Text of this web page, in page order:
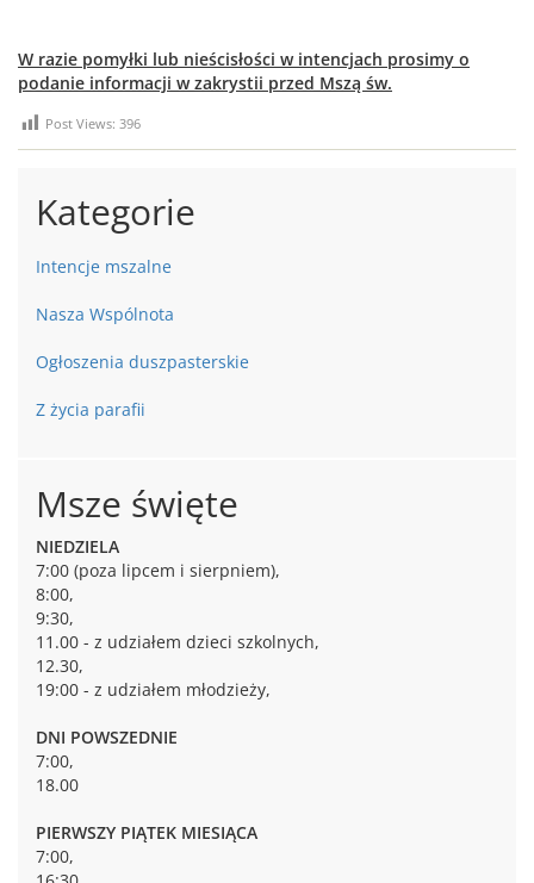
W razie pomyłki lub nieścisłości w intencjach prosimy o
podanie informacji w zakrystii przed Mszą św.
Post Views: 396
Kategorie
Intencje mszalne
Nasza Wspólnota
Ogłoszenia duszpasterskie
Z życia parafii
Msze święte
NIEDZIELA
7:00 (poza lipcem i sierpniem),
8:00,
9:30,
11.00 - z udziałem dzieci szkolnych,
12.30,
19:00 - z udziałem młodzieży,
DNI POWSZEDNIE
7:00,
18.00
PIERWSZY PIĄTEK MIESIĄCA
7:00,